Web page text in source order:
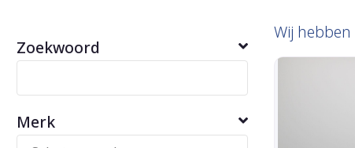
Zoekwoord
Merk
Wij hebben